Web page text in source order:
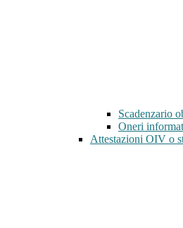
Scadenzario
Oneri
Attestazioni OIV o